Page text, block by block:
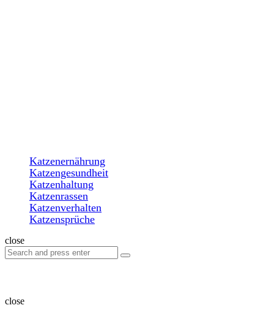
Katzenernährung
Katzengesundheit
Katzenhaltung
Katzenrassen
Katzenverhalten
Katzensprüche
Search
close
Search
for:
Search
close